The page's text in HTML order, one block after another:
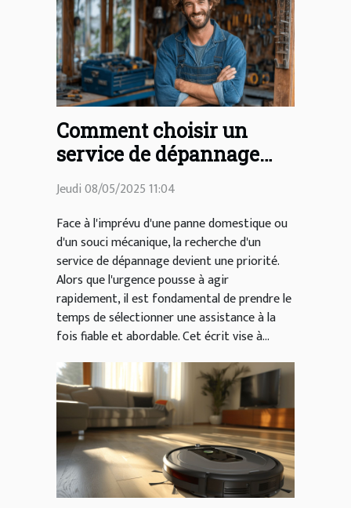
Comment choisir un
service de dépannage
fiable et économique ?
Jeudi 08/05/2025 11:04
Face à l'imprévu d'une panne domestique ou
d'un souci mécanique, la recherche d'un
service de dépannage devient une priorité.
Alors que l'urgence pousse à agir
rapidement, il est fondamental de prendre le
temps de sélectionner une assistance à la
fois fiable et abordable. Cet écrit vise à...